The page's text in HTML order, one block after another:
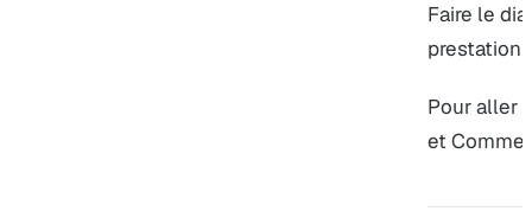
Faire le
prestation
Pour aller
et